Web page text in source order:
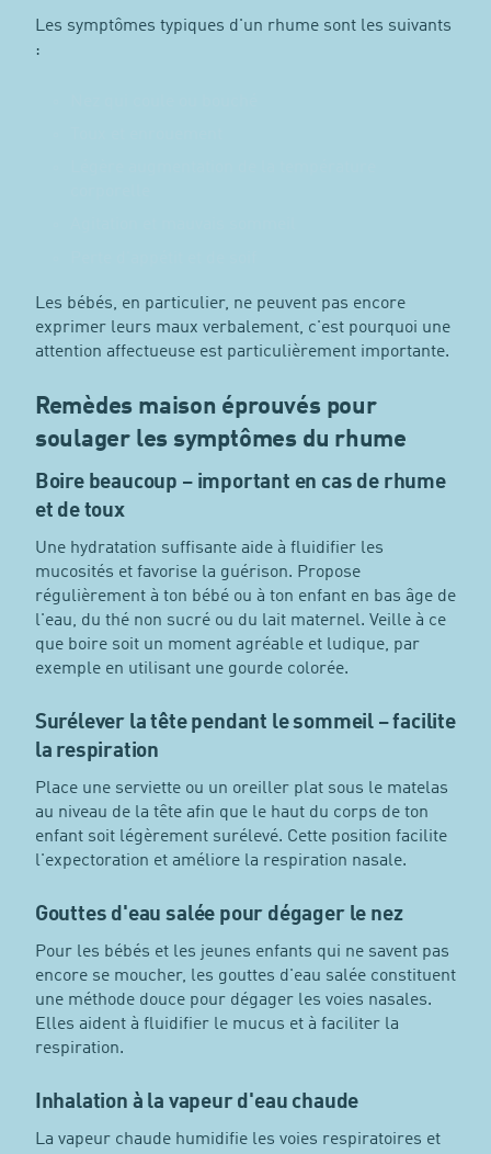
Les symptômes typiques d'un rhume sont les suivants
:
Les bébés, en particulier, ne peuvent pas encore
exprimer leurs maux verbalement, c'est pourquoi une
attention affectueuse est particulièrement importante.
Remèdes maison éprouvés pour
soulager les symptômes du rhume
Boire beaucoup – important en cas de rhume
et de toux
Une hydratation suffisante aide à fluidifier les
mucosités et favorise la guérison. Propose
régulièrement à ton bébé ou à ton enfant en bas âge de
l'eau, du thé non sucré ou du lait maternel. Veille à ce
que boire soit un moment agréable et ludique, par
exemple en utilisant une gourde colorée.
Surélever la tête pendant le sommeil – facilite
la respiration
Place une serviette ou un oreiller plat sous le matelas
au niveau de la tête afin que le haut du corps de ton
enfant soit légèrement surélevé. Cette position facilite
l'expectoration et améliore la respiration nasale.
Gouttes d'eau salée pour dégager le nez
Pour les bébés et les jeunes enfants qui ne savent pas
encore se moucher, les gouttes d'eau salée constituent
une méthode douce pour dégager les voies nasales.
Elles aident à fluidifier le mucus et à faciliter la
respiration.
Inhalation à la vapeur d'eau chaude
La vapeur chaude humidifie les voies respiratoires et